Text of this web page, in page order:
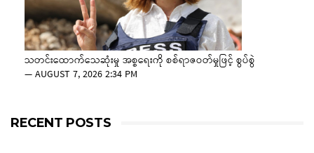
သတင်းထောက်သေဆုံးမှု အစ္စရေးကို စစ်ရာဇဝတ်မှုဖြင့် စွပ်စွဲ
—AUGUST 7, 2026 2:34 PM
RECENT POSTS